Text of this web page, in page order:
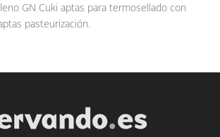
GN Cuki aptas para termosellado con
pasteurización.